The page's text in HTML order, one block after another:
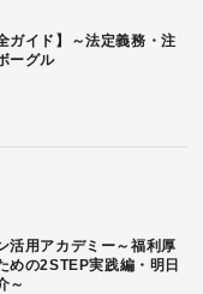
ガイド】～法定義務・注
ーグル
活用アカデミー～福利厚
めの2STEP実践編・明日
～